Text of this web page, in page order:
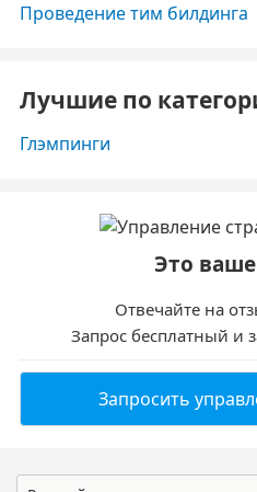
Проведение тим билдинга
Лучшие по
Глэмпинги
Это
Отвечайте на
Запрос бесплатный и
Запросить